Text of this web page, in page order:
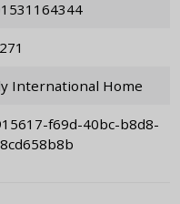
International Home